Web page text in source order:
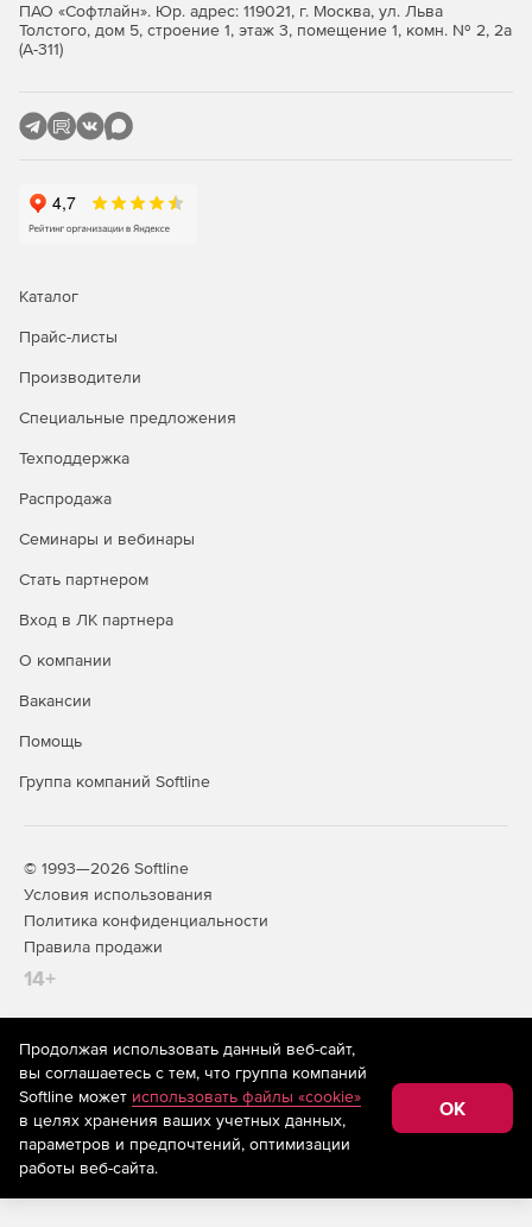
ПАО «Софтлайн». Юр. адрес: 119021, г. Москва, ул. Льва
Толстого, дом 5, строение 1, этаж 3, помещение 1, комн. № 2, 2а
(А-311)
Каталог
Прайс-листы
Производители
Специальные предложения
Техподдержка
Распродажа
Семинары и вебинары
Стать партнером
Вход в ЛК партнера
О компании
Вакансии
Помощь
Группа компаний Softline
© 1993—2026 Softline
Условия использования
Политика конфиденциальности
Правила продажи
14+
На информационном ресурсе store.softline.ru применяются
рекомендательные технологии(информационные технологии
предоставления информации на основе сбора,
систематизации и анализа сведений, относящихся к
предпочтениям пользователей сети «Интернет»,
находящихся на территории Российской Федерации)
Продолжая использовать данный веб-сайт,
вы соглашаетесь с тем, что группа компаний
Softline может использовать файлы «cookie»
в целях хранения ваших учетных данных,
параметров и предпочтений, оптимизации
работы веб-сайта.
OK